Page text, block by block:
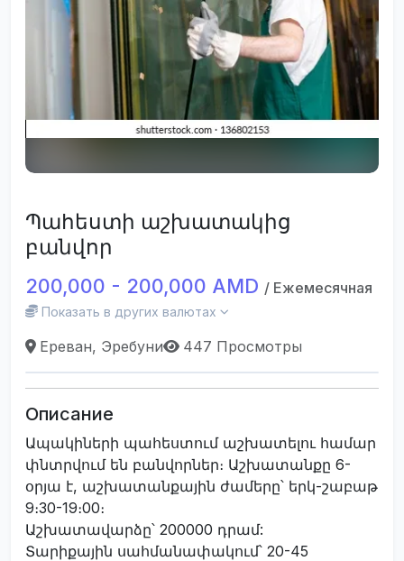
Պահեստի աշխատակից
բանվոր
200,000 - 200,000 AMD / Ежемесячная
Показать в других валютах
Ереван, Эребуни 447 Просмотры
Описание
Ապակիների պահեստում աշխատելու համար
փնտրվում են բանվորներ։ Աշխատանքը 6-
օրյա է, աշխատանքային ժամերը՝ երկ-շաբաթ
9։30-19։00։
Աշխատավարձը՝ 200000 դրամ:
Տարիքային սահմանափակում՝ 20-45